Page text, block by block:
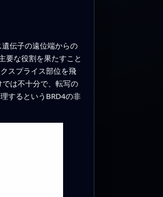
伝子の遠位端からの
要な役割を果たすこと
スプライス部位を飛
は不十分で、転写の
するというBRD4の非